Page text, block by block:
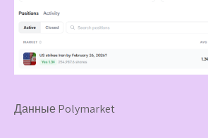
Данные Polymarket